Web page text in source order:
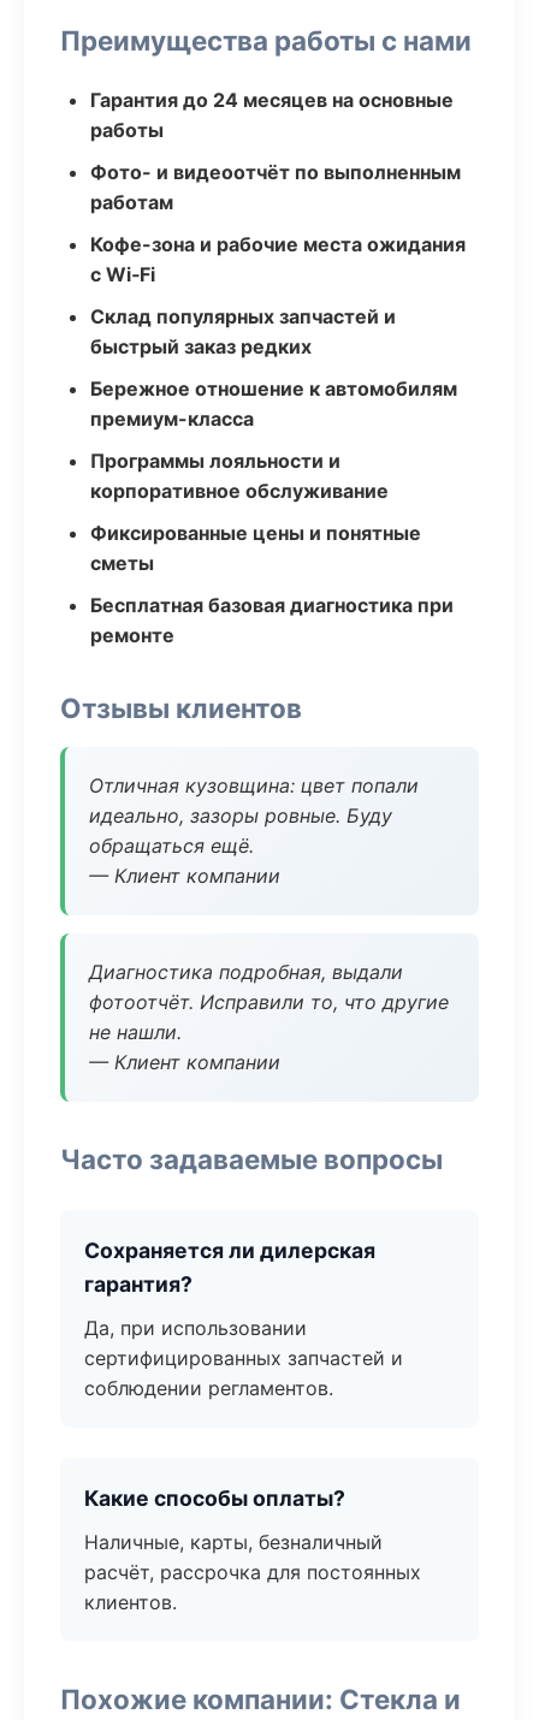
Преимущества работы с нами
Гарантия до 24 месяцев на основные
работы
Фото- и видеоотчёт по выполненным
работам
Кофе-зона и рабочие места ожидания
с Wi‑Fi
Склад популярных запчастей и
быстрый заказ редких
Бережное отношение к автомобилям
премиум-класса
Программы лояльности и
корпоративное обслуживание
Фиксированные цены и понятные
сметы
Бесплатная базовая диагностика при
ремонте
Отзывы клиентов
Отличная кузовщина: цвет попали
идеально, зазоры ровные. Буду
обращаться ещё.
— Клиент компании
Диагностика подробная, выдали
фотоотчёт. Исправили то, что другие
не нашли.
— Клиент компании
Часто задаваемые вопросы
Сохраняется ли дилерская
гарантия?
Да, при использовании
сертифицированных запчастей и
соблюдении регламентов.
Какие способы оплаты?
Наличные, карты, безналичный
расчёт, рассрочка для постоянных
клиентов.
Похожие компании: Стекла и